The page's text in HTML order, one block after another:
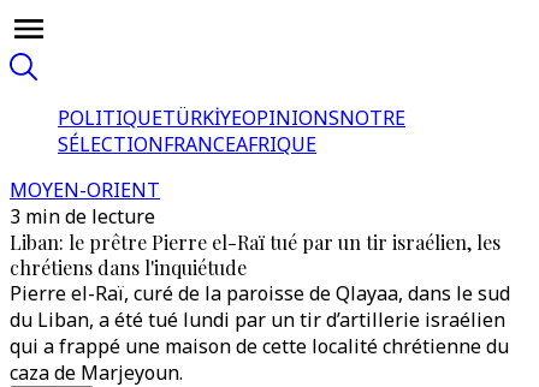
POLITIQUETÜRKİYEOPINIONSNOTRE
SÉLECTIONFRANCEAFRIQUE
MOYEN-ORIENT
3 min de lecture
Liban: le prêtre Pierre el-Raï tué par un tir israélien, les
chrétiens dans l'inquiétude
Pierre el-Raï, curé de la paroisse de Qlayaa, dans le sud
du Liban, a été tué lundi par un tir d’artillerie israélien
qui a frappé une maison de cette localité chrétienne du
caza de Marjeyoun.